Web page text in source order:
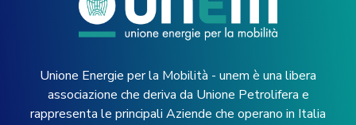
Unione Energie per la Mobilità - unem è una libera
associazione che deriva da Unione Petrolifera e
rappresenta le principali Aziende che operano in Italia